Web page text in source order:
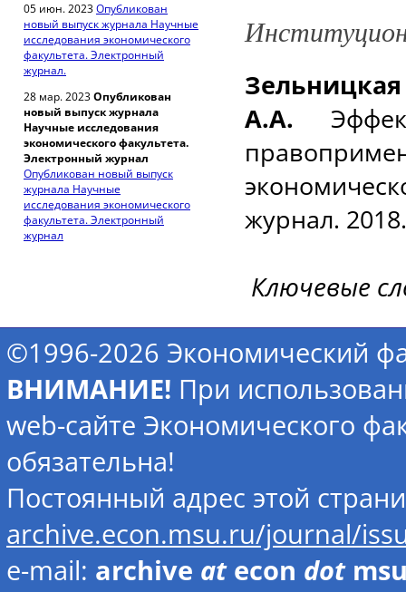
05 июн. 2023Опубликован
новый выпуск журнала Научные
исследования экономического
факультета. Электронный
журнал.
28 мар. 2023Опубликован
новый выпуск журнала
Научные исследования
экономического факультета.
Электронный журнал
Опубликован новый выпуск
журнала Научные
исследования экономического
факультета. Электронный
журнал
А.А.
журнал.
Ключевые
©1996-2026 Экономический
ВНИМАНИЕ! При
web-сайте Экономического
обязательна!
Постоянный адрес этой
archive.econ.msu.ru/journal/
e-mail: archive atecon dot